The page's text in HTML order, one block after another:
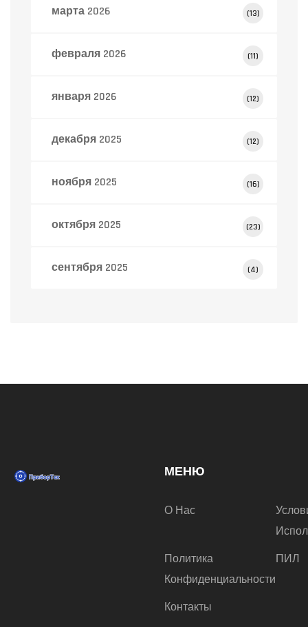
марта 2026 (13)
февраля 2026 (11)
января 2026 (12)
декабря 2025 (12)
ноября 2025 (16)
октября 2025 (23)
сентября 2025 (4)
МЕНЮ
О Нас
Политика
Конфиденциальности
ПИЛ
Контакты